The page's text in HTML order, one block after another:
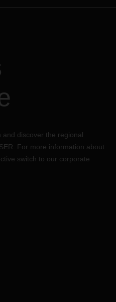
discover the regional
For more information about
switch to our corporate